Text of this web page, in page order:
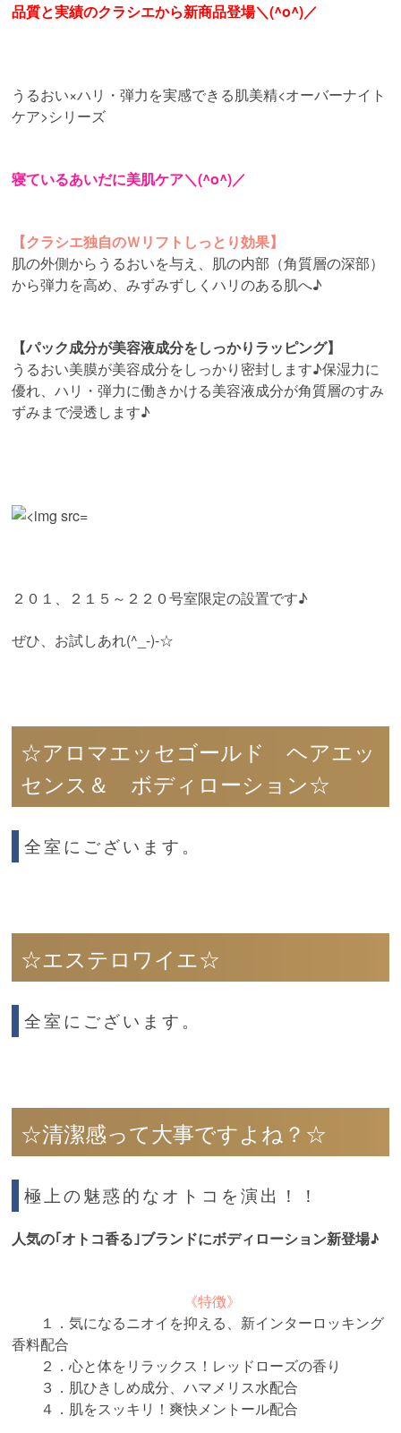
品質と実績のクラシエから新商品登場＼(^o^)／
うるおい×ハリ・弾力を実感できる肌美精<オーバーナイト
ケア>シリーズ
寝ているあいだに美肌ケア＼(^o^)／
【クラシエ独自のＷリフトしっとり効果】
肌の外側からうるおいを与え、肌の内部（角質層の深部）
から弾力を高め、みずみずしくハリのある肌へ♪
【パック成分が美容液成分をしっかりラッピング】
うるおい美膜が美容成分をしっかり密封します♪保湿力に
優れ、ハリ・弾力に働きかける美容液成分が角質層のすみ
ずみまで浸透します♪
２０１、２１５～２２０号室限定の設置です♪
ぜひ、お試しあれ(^_-)-☆
☆アロマエッセゴールド ヘアエッ
センス＆ ボディローション☆
全室にございます。
☆エステロワイエ☆
全室にございます。
☆清潔感って大事ですよね？☆
極上の魅惑的なオトコを演出！！
人気の｢オトコ香る｣ブランドにボディローション新登場♪
《特徴》
１．気になるニオイを抑える、新インターロッキング
香料配合
２．心と体をリラックス！レッドローズの香り
３．肌ひきしめ成分、ハマメリス水配合
４．肌をスッキリ！爽快メントール配合